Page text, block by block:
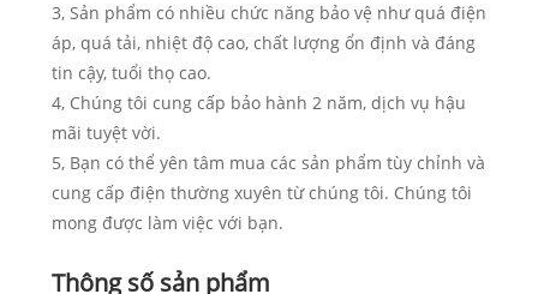
3, Sản phẩm có nhiều chức năng bảo vệ như quá điện
áp, quá tải, nhiệt độ cao, chất lượng ổn định và đáng
tin cậy, tuổi thọ cao.
4, Chúng tôi cung cấp bảo hành 2 năm, dịch vụ hậu
mãi tuyệt vời.
5, Bạn có thể yên tâm mua các sản phẩm tùy chỉnh và
cung cấp điện thường xuyên từ chúng tôi. Chúng tôi
mong được làm việc với bạn.
Thông số sản phẩm